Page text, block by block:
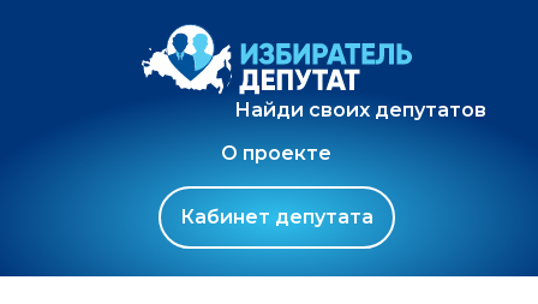
Найди своих депутатов
О проекте
Кабинет депутата